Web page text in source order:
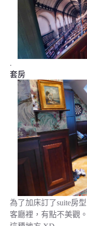
.
套房
為了加床訂了suite房
客廳裡，有點不美觀